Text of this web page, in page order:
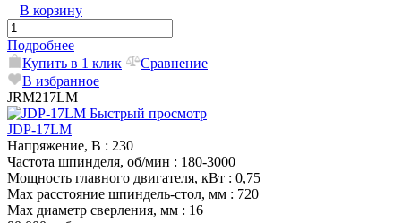
В корзину
Подробнее
Купить в 1 клик
Сравнение
В избранное
JRM217LM
Быстрый просмотр
JDP-17LM
Напряжение, В : 230
Частота шпинделя, об/мин : 180-3000
Мощность главного двигателя, кВт : 0,75
Max расстояние шпиндель-стол, мм : 720
Max диаметр сверления, мм : 16